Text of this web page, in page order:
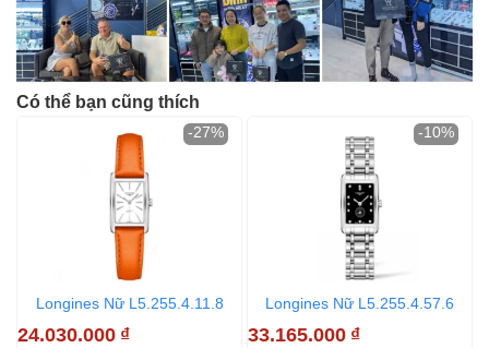
Có thể bạn cũng thích
Longines Nữ L5.255.4.11.8
24.030.000 ₫
-27%
Longines Nữ L5.255.4.57.6
33.165.000 ₫
-10%